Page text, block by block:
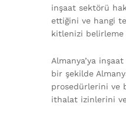
inşaat sektörü
ettiğini ve hangi
kitlenizi belirleme
Almanya’ya
bir şekilde
prosedürlerini ve
ithalat izinlerini ve